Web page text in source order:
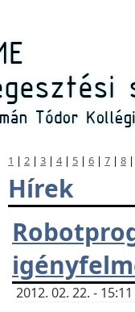
1 | 2 | 3 | 4| 5 | 6 | 7 | 8
Hírek
2012. 02. 22. -